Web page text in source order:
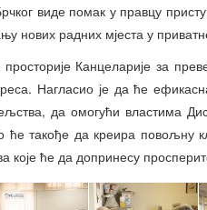
виде помак у правцу
нових радних мјеста у
Канцеларије за
Нагласио је да ће
да омогући властима
ће такође да креира повољну
које ће да допринесу